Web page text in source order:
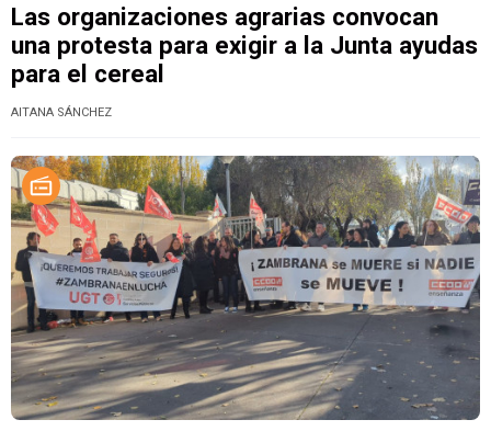
Las organizaciones agrarias convocan
una protesta para exigir a la Junta ayudas
para el cereal
AITANA SÁNCHEZ